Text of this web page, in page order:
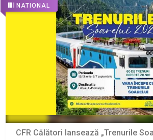
NATIONAL
CFR Călători lansează „Trenurile